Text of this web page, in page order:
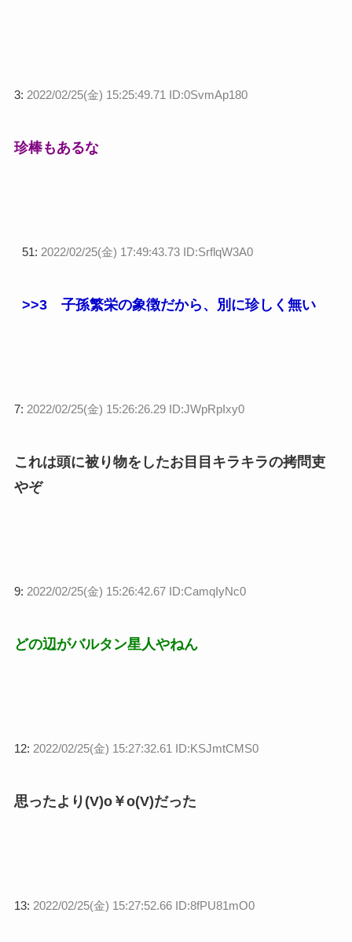
3: 2022/02/25(金) 15:25:49.71 ID:0SvmAp180
珍棒もあるな
51: 2022/02/25(金) 17:49:43.73 ID:SrflqW3A0
>>3子孫繁栄の象徴だから、別に珍しく無い
7: 2022/02/25(金) 15:26:26.29 ID:JWpRpIxy0
これは頭に被り物をしたお目目キラキラの拷問吏
やぞ
9: 2022/02/25(金) 15:26:42.67 ID:CamqIyNc0
どの辺がバルタン星人やねん
12: 2022/02/25(金) 15:27:32.61 ID:KSJmtCMS0
思ったより(V)o￥o(V)だった
13: 2022/02/25(金) 15:27:52.66 ID:8fPU81mO0